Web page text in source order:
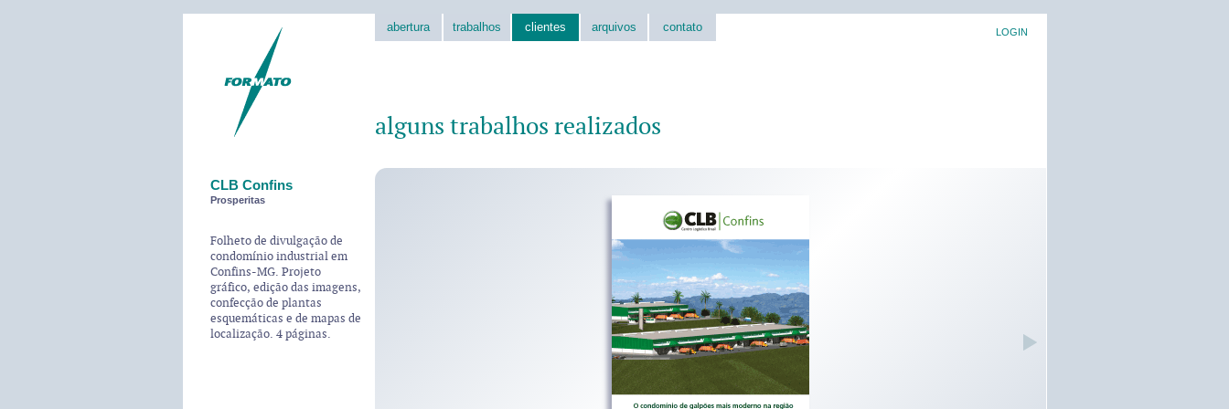
abertura trabalhos clientes arquivos contato LOGIN
CLB Confins
Prosperitas
Folheto de divulgação de
condomínio industrial em
Confins-MG. Projeto
gráfico, edição das imagens,
confecção de plantas
esquemáticas e de mapas de
localização. 4 páginas.
alguns trabalhos realizados